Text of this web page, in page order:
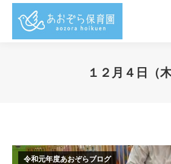
１２月４日（木
令和元年度あおぞらブログ